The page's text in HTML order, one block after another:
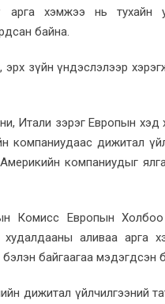
арга хэмжээ нь тухайн
байна.
зүйн үндэслэлээр
Итали зэрэг Европын хэд
компаниудаас дижитал
компаниудыг
Комисс Европын
худалдааны аливаа арга
байгаагаа мэдэгдсэн
дижитал үйлчилгээний